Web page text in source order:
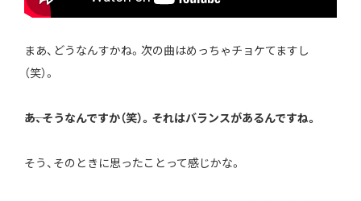
まあ、どうなんすかね。次の曲はめっちゃチョケてますし
（笑）。
――あ、そうなんですか（笑）。それはバランスがあるんですね。
そう、そのときに思ったことって感じかな。